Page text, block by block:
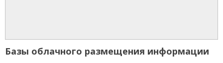
Базы облачного размещения информации